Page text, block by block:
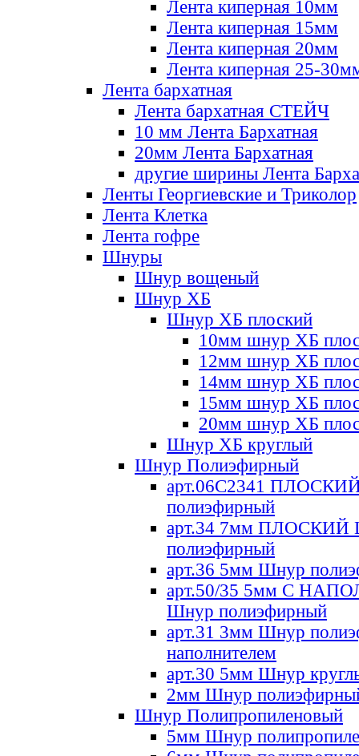
Лента киперная 10мм
Лента киперная 15мм
Лента киперная 20мм
Лента киперная 25-
Лента бархатная
Лента бархатная СТЕЙЧ
10 мм Лента Бархатная
20мм Лента Бархатная
другие ширины Лента
Ленты Георгиевские и Триколор
Лента Клетка
Лента гофре
Шнуры
Шнур вощеный
Шнур ХБ
Шнур ХБ плоский
10мм шнур ХБ
12мм шнур ХБ
14мм шнур ХБ
15мм шнур ХБ
20мм шнур ХБ
Шнур ХБ круглый
Шнур Полиэфирный
арт.06С2341
полиэфирный
арт.34 7мм ПЛОСКИЙ
полиэфирный
арт.36 5мм Шнур
арт.50/35 5мм С
Шнур полиэфирный
арт.31 3мм Шнур
наполнителем
арт.30 5мм Шнур
2мм Шнур
Шнур Полипропиленовый
5мм Шнур